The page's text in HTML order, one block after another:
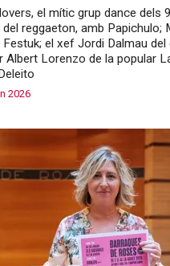
el mític grup dance dels
reggaeton, amb Papichulo;
el xef Jordi Dalmau del
Albert Lorenzo de la popular
2026